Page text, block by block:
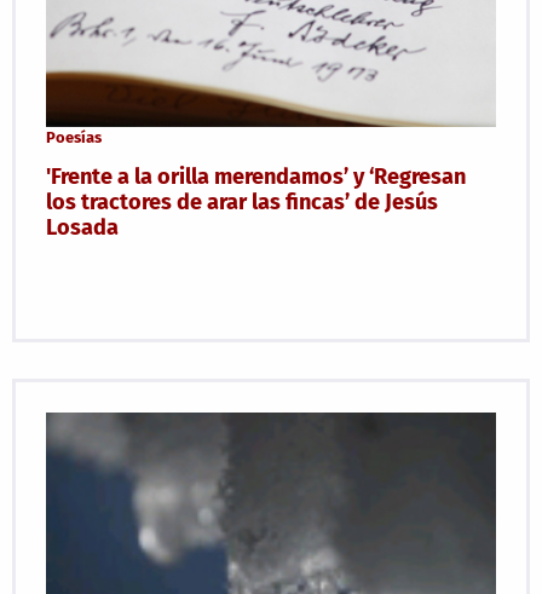
Poesías
'Frente a la orilla merendamos’ y ‘Regresan
los tractores de arar las fincas’ de Jesús
Losada